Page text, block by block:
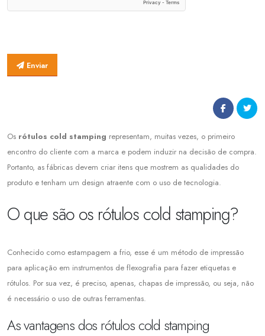
Enviar
Os rótulos cold stamping representam, muitas vezes, o primeiro
encontro do cliente com a marca e podem induzir na decisão de compra.
Portanto, as fábricas devem criar itens que mostrem as qualidades do
produto e tenham um design atraente com o uso de tecnologia.
O que são os rótulos cold stamping?
Conhecido como estampagem a frio, esse é um método de impressão
para aplicação em instrumentos de flexografia para fazer etiquetas e
rótulos. Por sua vez, é preciso, apenas, chapas de impressão, ou seja, não
é necessário o uso de outras ferramentas.
As vantagens dos rótulos cold stamping